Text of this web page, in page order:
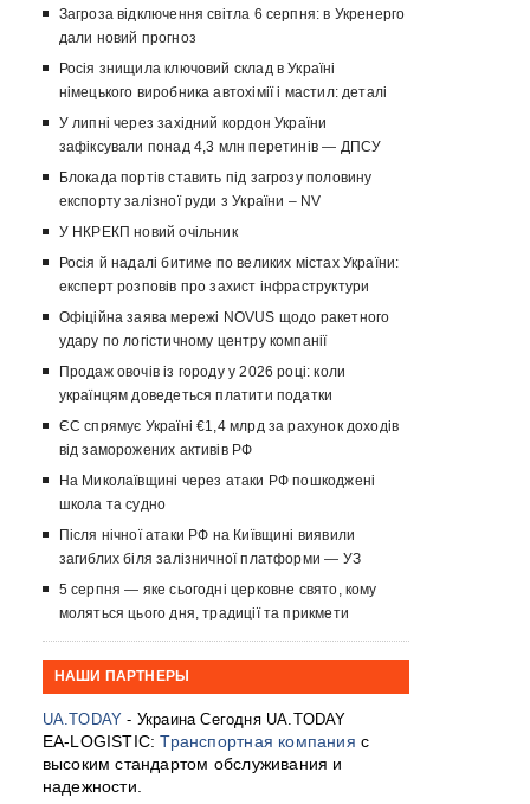
Загроза відключення світла 6 серпня: в Укренерго
дали новий прогноз
Росія знищила ключовий склад в Україні
німецького виробника автохімії і мастил: деталі
У липні через західний кордон України
зафіксували понад 4,3 млн перетинів — ДПСУ
Блокада портів ставить під загрозу половину
експорту залізної руди з України – NV
У НКРЕКП новий очільник
Росія й надалі битиме по великих містах України:
експерт розповів про захист інфраструктури
Офіційна заява мережі NOVUS щодо ракетного
удару по логістичному центру компанії
Продаж овочів із городу у 2026 році: коли
українцям доведеться платити податки
ЄС спрямує Україні €1,4 млрд за рахунок доходів
від заморожених активів РФ
На Миколаївщині через атаки РФ пошкоджені
школа та судно
Після нічної атаки РФ на Київщині виявили
загиблих біля залізничної платформи — УЗ
5 серпня — яке сьогодні церковне свято, кому
моляться цього дня, традиції та прикмети
НАШИ ПАРТНЕРЫ
UA.TODAY - Украина Сегодня UA.TODAY
EA-LOGISTIC:Транспортная компания с
высоким стандартом обслуживания и
надежности.